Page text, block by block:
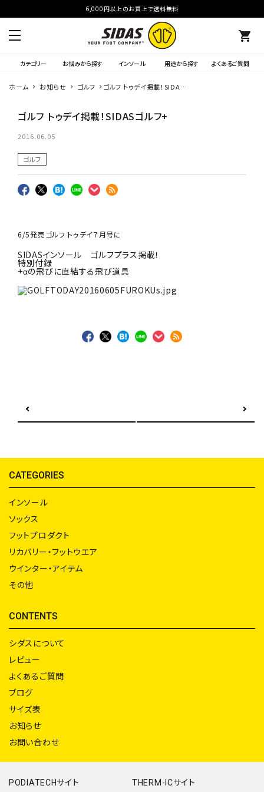
6,000円以上のお買上で送料無料
shopping_cart
カテゴリー お悩みから探す インソール 用途から探す よくあるご質問
ホーム お知らせ ゴルフ
ゴルフ トゥデイ掲載！SIDAS
ゴルフ トゥデイ掲載！SIDASゴルフ+
2016.06.05
ゴルフ
6/5発売ゴルフ トゥデイ７月号に
SIDASインソール ゴルフプラス掲載！
特別付録
+αの飛びに直結する飛び道具
CATEGORIES
インソール
ソックス
フットプロダクト
リカバリー・フットウエア
ウインター・アイテム
その他
CONTENTS
シダスについて
レビュー
よくあるご質問
ブログ
サイズ表
お知らせ
お問い合わせ
PODIATECHサイト THERM-ICサイト